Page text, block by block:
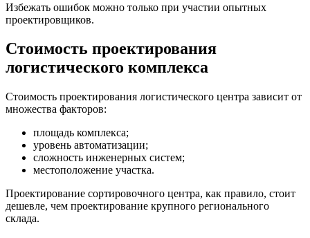
Избежать ошибок можно только при участии опытных
проектировщиков.
Стоимость проектирования
логистического комплекса
Стоимость проектирования логистического центра зависит от
множества факторов:
площадь комплекса;
уровень автоматизации;
сложность инженерных систем;
местоположение участка.
Проектирование сортировочного центра, как правило, стоит
дешевле, чем проектирование крупного регионального
склада.